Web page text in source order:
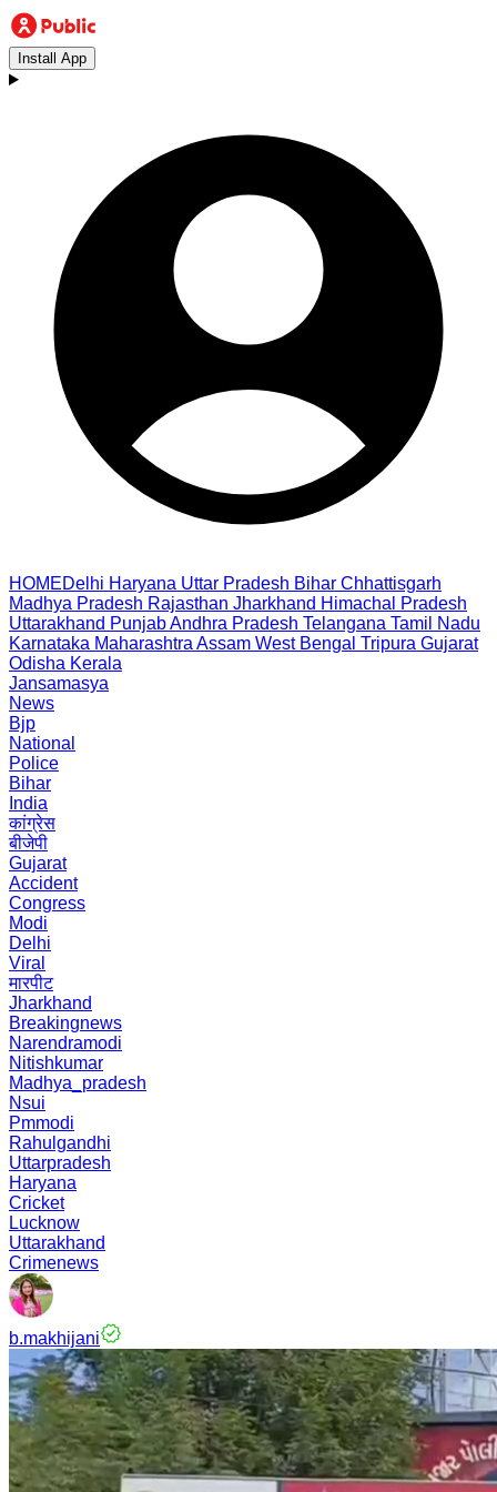
Install App
HOMEDelhi Haryana Uttar Pradesh Bihar Chhattisgarh
Madhya Pradesh Rajasthan Jharkhand Himachal Pradesh
Uttarakhand PunjabAndhra Pradesh Telangana Tamil Nadu
Karnataka Maharashtra Assam West Bengal Tripura Gujarat
Odisha Kerala
Jansamasya
News
Bjp
National
Police
Bihar
India
कांग्रेस
बीजेपी
Gujarat
Accident
Congress
Modi
Delhi
Viral
मारपीट
Jharkhand
Breakingnews
Narendramodi
Nitishkumar
Madhya_pradesh
Nsui
Pmmodi
Rahulgandhi
Uttarpradesh
Haryana
Cricket
Lucknow
Uttarakhand
Crimenews
b.makhijani